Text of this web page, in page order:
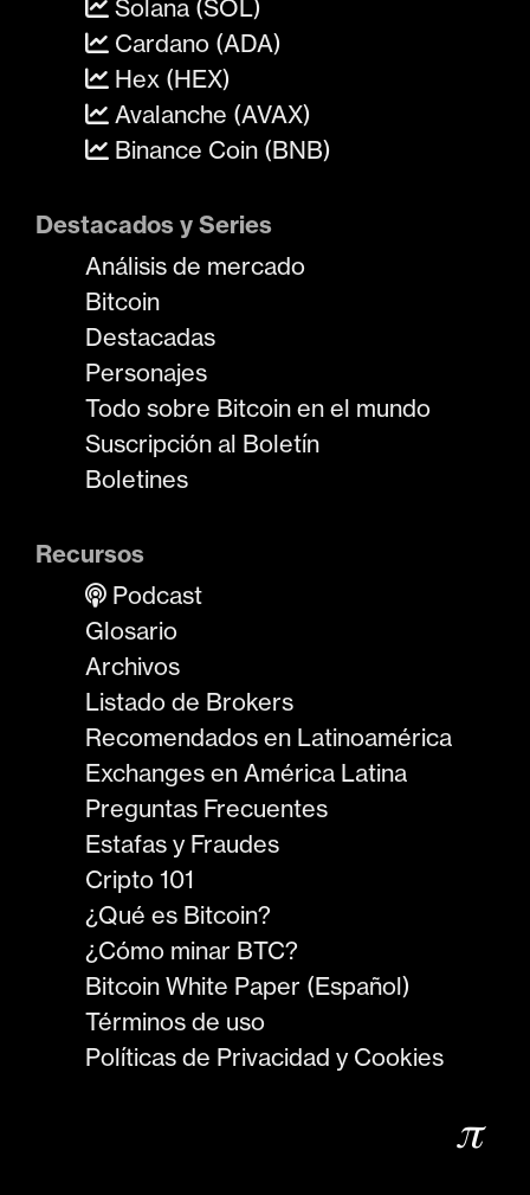
Solana (SOL)
Cardano (ADA)
Hex (HEX)
Avalanche (AVAX)
Binance Coin (BNB)
Destacados y Series
Análisis de mercado
Bitcoin
Destacadas
Personajes
Todo sobre Bitcoin en el mundo
Suscripción al Boletín
Boletines
Recursos
Podcast
Glosario
Archivos
Listado de Brokers
Recomendados en Latinoamérica
Exchanges en América Latina
Preguntas Frecuentes
Estafas y Fraudes
Cripto 101
¿Qué es Bitcoin?
¿Cómo minar BTC?
Bitcoin White Paper (Español)
Términos de uso
Políticas de Privacidad y Cookies
𝜋